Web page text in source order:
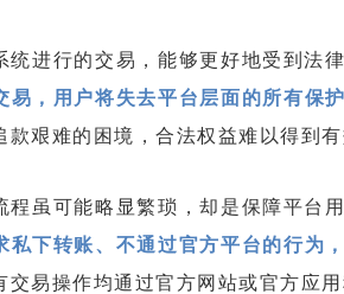
统进行的交易，能够更好地受到法
易，用户将失去平台层面的所有保护
款艰难的困境，合法权益难以得到有
程虽可能略显繁琐，却是保障平台
私下转账、不通过官方平台的行为
交易操作均通过官方网站或官方应